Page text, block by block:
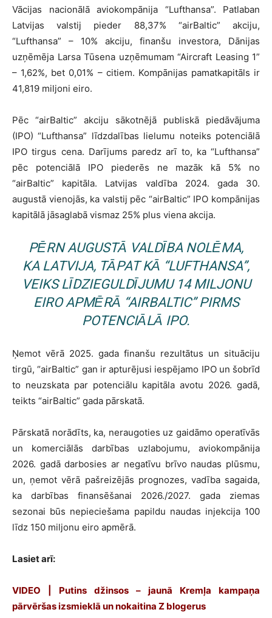
Vācijas nacionālā aviokompānija “Lufthansa”. Patlaban
Latvijas valstij pieder 88,37% “airBaltic” akciju,
“Lufthansa” – 10% akciju, finanšu investora, Dānijas
uzņēmēja Larsa Tūsena uzņēmumam “Aircraft Leasing 1”
– 1,62%, bet 0,01% – citiem. Kompānijas pamatkapitāls ir
41,819 miljoni eiro.
Pēc “airBaltic” akciju sākotnējā publiskā piedāvājuma
(IPO) “Lufthansa” līdzdalības lielumu noteiks potenciālā
IPO tirgus cena. Darījums paredz arī to, ka “Lufthansa”
pēc potenciālā IPO piederēs ne mazāk kā 5% no
“airBaltic” kapitāla. Latvijas valdība 2024. gada 30.
augustā vienojās, ka valstij pēc “airBaltic” IPO kompānijas
kapitālā jāsaglabā vismaz 25% plus viena akcija.
PĒRN AUGUSTĀ VALDĪBA NOLĒMA,
KA LATVIJA, TĀPAT KĀ “LUFTHANSA”,
VEIKS LĪDZIEGULDĪJUMU 14 MILJONU
EIRO APMĒRĀ “AIRBALTIC” PIRMS
POTENCIĀLĀ IPO.
Ņemot vērā 2025. gada finanšu rezultātus un situāciju
tirgū, “airBaltic” gan ir apturējusi iespējamo IPO un šobrīd
to neuzskata par potenciālu kapitāla avotu 2026. gadā,
teikts “airBaltic” gada pārskatā.
Pārskatā norādīts, ka, neraugoties uz gaidāmo operatīvās
un komerciālās darbības uzlabojumu, aviokompānija
2026. gadā darbosies ar negatīvu brīvo naudas plūsmu,
un, ņemot vērā pašreizējās prognozes, vadība sagaida,
ka darbības finansēšanai 2026./2027. gada ziemas
sezonai būs nepieciešama papildu naudas injekcija 100
līdz 150 miljonu eiro apmērā.
Lasiet arī:
VIDEO | Putins džinsos – jaunā Kremļa kampaņa
pārvēršas izsmieklā un nokaitina Z blogerus